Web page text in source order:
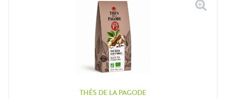
THÉS DE LA PAGODE